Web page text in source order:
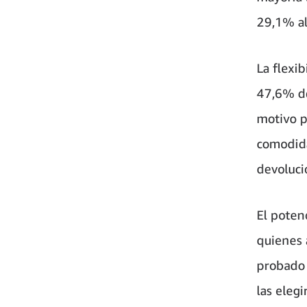
29,1%
La
47,6%
motivo
El
quienes
las